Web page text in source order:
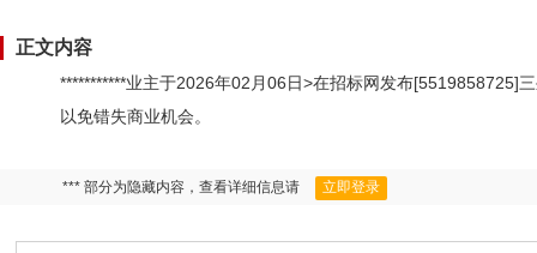
正文内容
***********业主于2026年02月06日>在招标网发布[5519858725]
以免错失商业机会。
*** 部分为隐藏内容，查看详细信息请 立即登录